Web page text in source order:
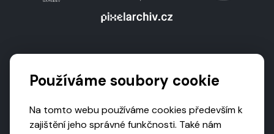
Používáme soubory cookie
Na tomto webu používáme cookies především k
zajištění jeho správné funkčnosti. Také nám